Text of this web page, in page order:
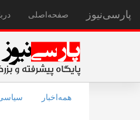
پارسی‌نیوز صفحه‌اصلی
همه‌اخبار